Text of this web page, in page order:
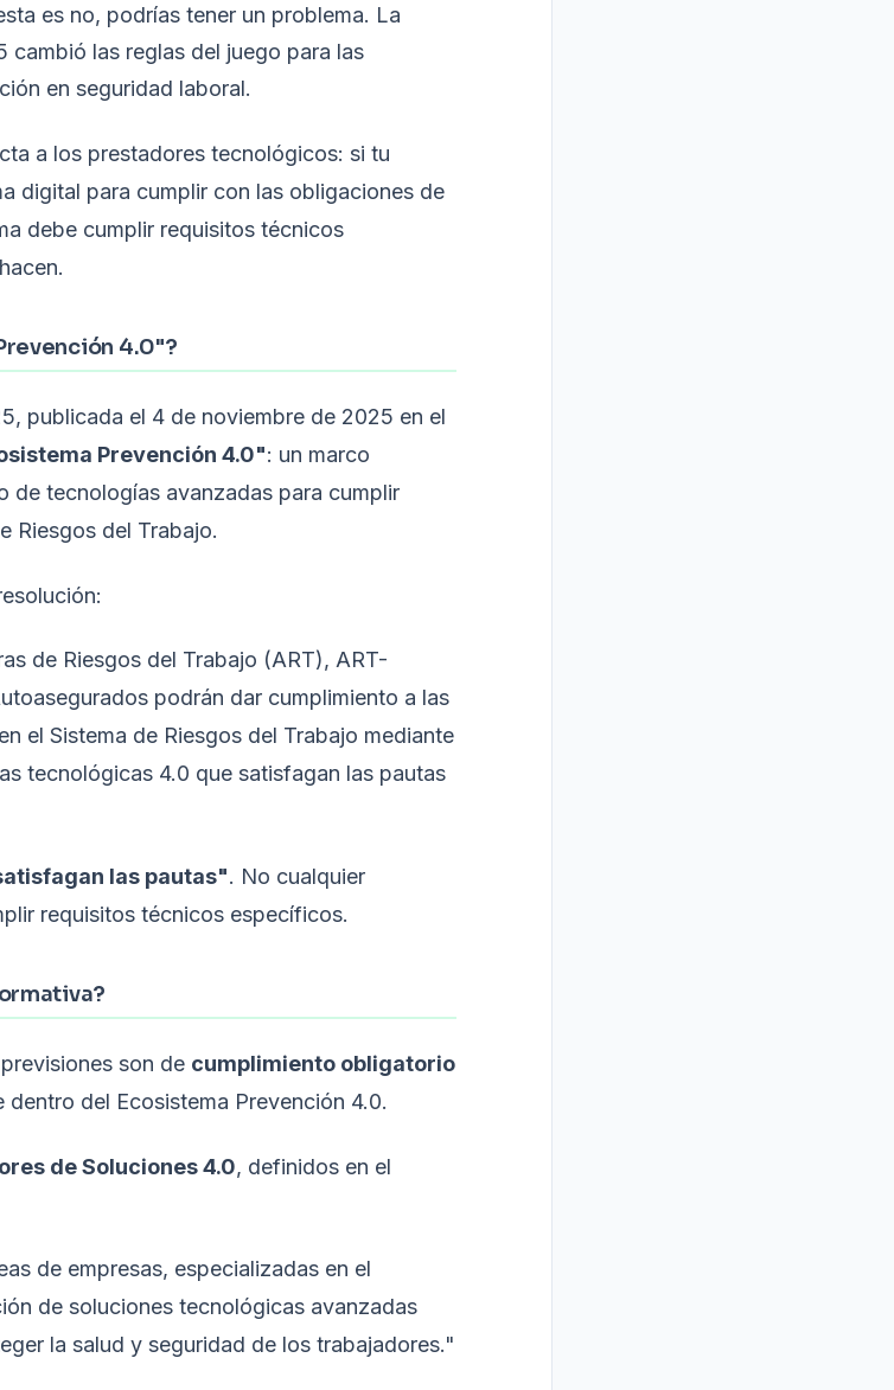
es no, podrías tener un problema. La
cambió las reglas del juego para las
en seguridad laboral.
a los prestadores tecnológicos: si tu
digital para cumplir con las obligaciones de
debe cumplir requisitos técnicos
4.0"?
publicada el 4 de noviembre de 2025 en el
Prevención 4.0": un marco
de tecnologías avanzadas para cumplir
Riesgos del Trabajo.
de Riesgos del Trabajo (ART), ART-
podrán dar cumplimiento a las
el Sistema de Riesgos del Trabajo mediante
tecnológicas 4.0 que satisfagan las pautas
las pautas". No cualquier
requisitos técnicos específicos.
son de cumplimiento obligatorio
del Ecosistema Prevención 4.0.
de Soluciones 4.0, definidos en el
de empresas, especializadas en el
de soluciones tecnológicas avanzadas
la salud y seguridad de los trabajadores."